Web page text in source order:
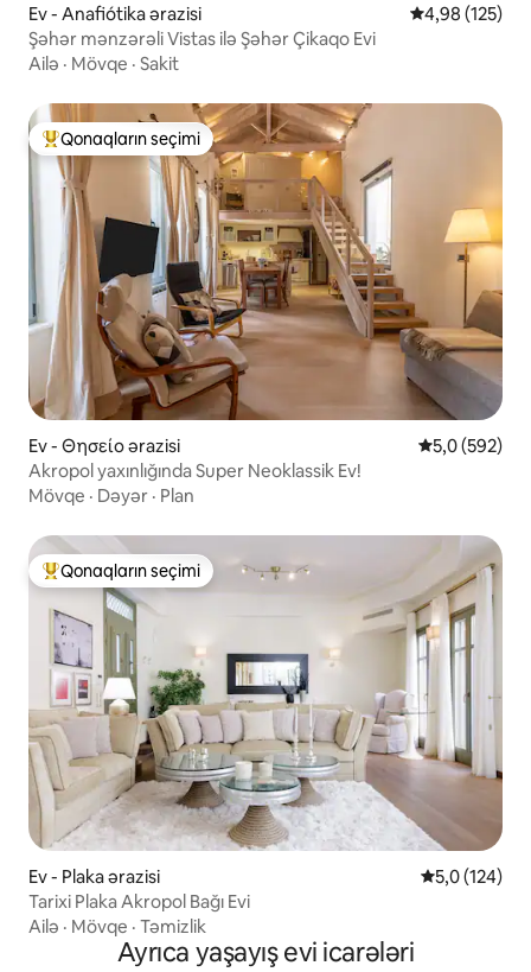
Ev - Anafiótika ərazisi Ortalama
4,98 (125)
Şəhər mənzərəli Vistas ilə Şəhər Çikaqo Evi
Ailə · Mövqe · Sakit
Populyar "Qonaqların seçimi"
Qonaqların seçimi
Ev - Θησείο ərazisi Ortalama
5,0 (592)
Akropol yaxınlığında Super Neoklassik Ev!
Mövqe · Dəyər · Plan
Populyar "Qonaqların seçimi"
Qonaqların seçimi
Ev - Plaka ərazisi Ortalama
5,0 (124)
Tarixi Plaka Akropol Bağı Evi
Ailə · Mövqe · Təmizlik
Ayrıca yaşayış evi icarələri